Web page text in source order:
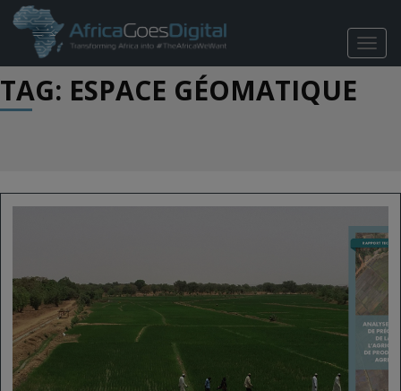
TAG: ESPACE GÉOMATIQUE